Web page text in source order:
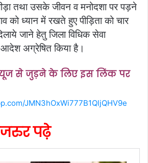
तथा उसके जीवन व मनोदशा पर पड़ने
को ध्यान में रखते हुए पीड़िता को चार
जाने हेतु जिला विधिक सेवा
आदेश अग्रेषित किया है।
न्यूज से जुड़ने के लिए इस लिंक पर
JMN3hOxWi777B1QljQHV9e
पढ़े